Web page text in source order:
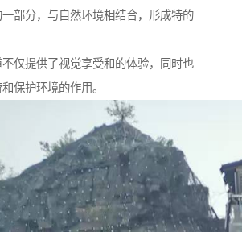
部分，与自然环境相结合，形成特的
仅提供了视觉享受和的体验，同时也
保护环境的作用。